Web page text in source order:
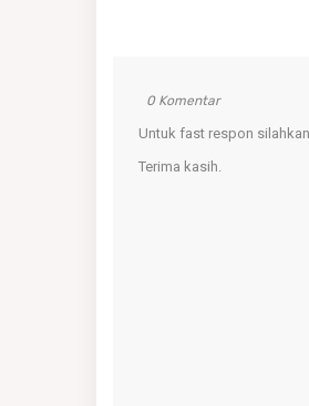
0 Komentar
Untuk fast respon
Terima kasih.